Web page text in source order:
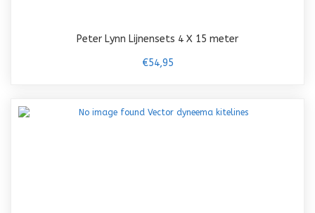
Peter Lynn Lijnensets 4 X 15 meter
€54,95